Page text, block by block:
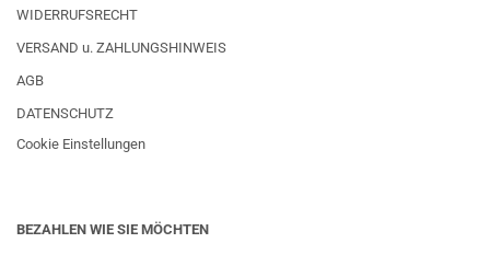
WIDERRUFSRECHT
VERSAND u. ZAHLUNGSHINWEIS
AGB
DATENSCHUTZ
Cookie Einstellungen
BEZAHLEN WIE SIE MÖCHTEN